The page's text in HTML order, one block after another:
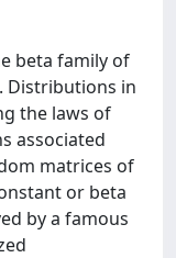
beta family of
Distributions in
the laws of
associated
matrices of
or beta
by a famous